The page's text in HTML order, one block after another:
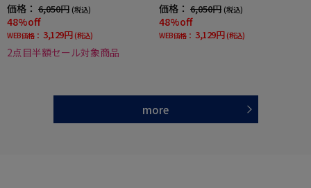
価格： 6,050円 (税込)
48%off
WEB価格： 3,129円 (税込)
2点目半額セール対象商品
価格： 6,050円 (税込)
48%off
WEB価格： 3,129円 (税込)
more